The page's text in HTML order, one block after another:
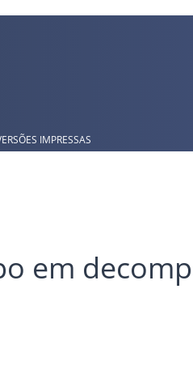
IMPRESSAS
em